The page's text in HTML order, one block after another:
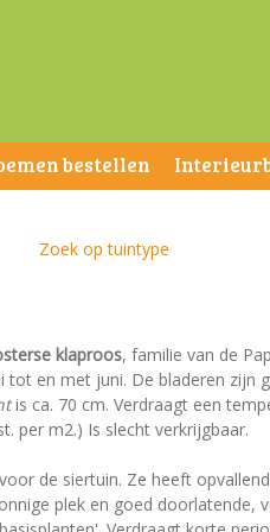
bestellen
Zoek op tuintype
klaproos, familie van de
tot en met juni. De bladeren zijn
is ca. 70 cm. Verdraagt een
per m2.) Is slecht verkrijgbaar.
de siertuin. Ze heeft
plek en goed doorlatende,